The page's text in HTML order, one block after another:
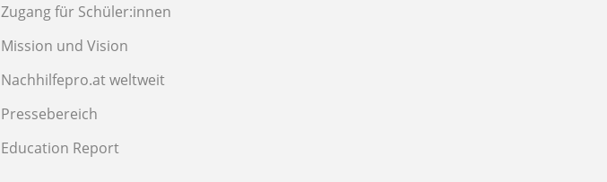
Zugang für Schüler:innen
Mission und Vision
Nachhilfepro.at weltweit
Pressebereich
Education Report